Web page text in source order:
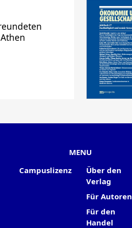
MENU
Campuslizenz
Über den
Verlag
Für Autoren
Für den
Handel